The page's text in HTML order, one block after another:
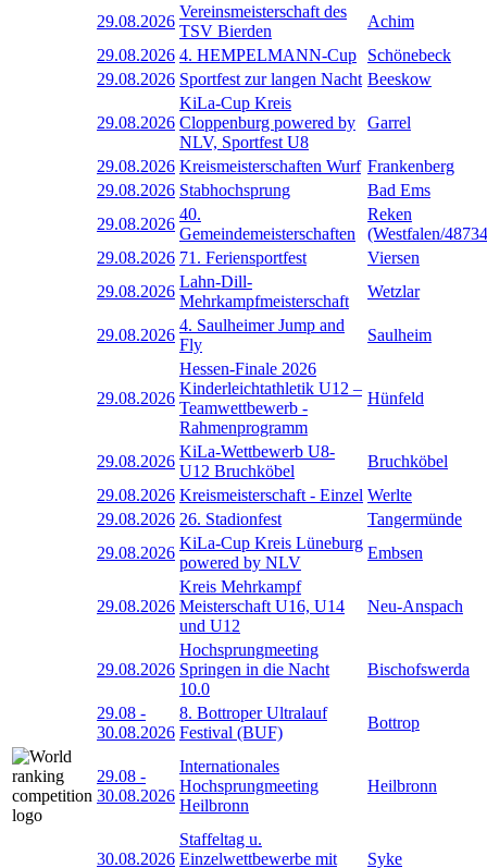
29.08.2026
Vereinsmeisterschaft des
TSV Bierden
Achim
29.08.2026 4. HEMPELMANN-Cup
Schönebeck
29.08.2026 Sportfest zur langen Nacht Beeskow
29.08.2026
KiLa-Cup Kreis
Cloppenburg powered by
NLV, Sportfest U8
Garrel
29.08.2026 Kreismeisterschaften Wurf Frankenberg
29.08.2026 Stabhochsprung
Bad Ems
29.08.2026
40.
Gemeindemeisterschaften
Reken
(Westfalen/
29.08.2026 71. Feriensportfest
Viersen
29.08.2026
Lahn-Dill-
Mehrkampfmeisterschaft
Wetzlar
29.08.2026
4. Saulheimer Jump and
Fly
Saulheim
29.08.2026
Hessen-Finale 2026
Kinderleichtathletik U12 –
Teamwettbewerb -
Rahmenprogramm
Hünfeld
29.08.2026
KiLa-Wettbewerb U8-
U12 Bruchköbel
Bruchköbel
29.08.2026 Kreismeisterschaft - Einzel Werlte
29.08.2026 26. Stadionfest
Tangermünde
29.08.2026
KiLa-Cup Kreis Lüneburg
powered by NLV
Embsen
29.08.2026
Kreis Mehrkampf
Meisterschaft U16, U14
und U12
Neu-Anspach
29.08.2026
Hochsprungmeeting
Springen in die Nacht
10.0
Bischofswerda
29.08 -
30.08.2026
8. Bottroper Ultralauf
Festival (BUF)
Bottrop
29.08 -
30.08.2026
Internationales
Hochsprungmeeting
Heilbronn
Heilbronn
30.08.2026
Staffeltag u.
Einzelwettbewerbe mit
Syke